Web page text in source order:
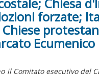
forzate;
Ecumenico
il Comitato esecutivo del